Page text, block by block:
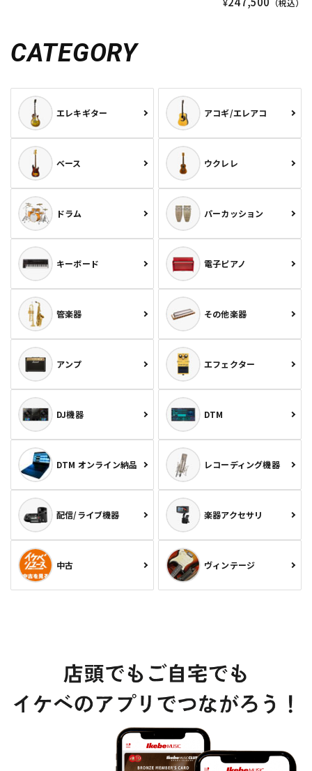
¥ （税込）
CATEGORY
エレキギター アコギ/エレアコ
ベース ウクレレ
ドラム パーカッション
キーボード 電子ピアノ
管楽器 その他楽器
アンプ エフェクター
DJ機器 DTM
DTM オンライン納品 レコーディング機器
配信/ライブ機器 楽器アクセサリ
中古 ヴィンテージ